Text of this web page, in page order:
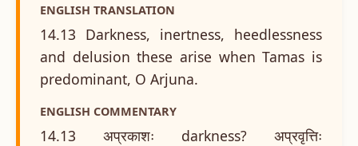
ENGLISH TRANSLATION
14.13 Darkness, inertness, heedlessness
and delusion these arise when Tamas is
predominant, O Arjuna.
ENGLISH COMMENTARY
14.13 अप्रकाशः darkness? अप्रवृत्तिः